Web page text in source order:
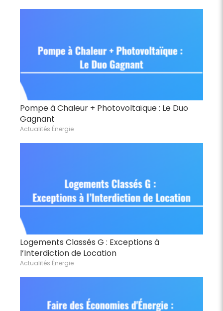
Pompe à Chaleur + Photovoltaïque : Le Duo
Gagnant
Actualités Énergie
Logements Classés G : Exceptions à
l’Interdiction de Location
Actualités Énergie